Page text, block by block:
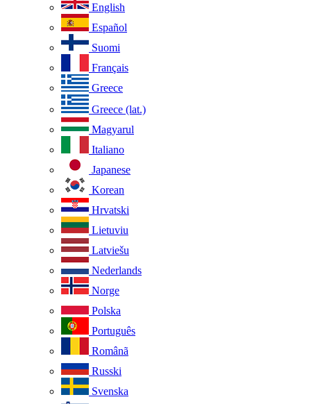
English
Español
Suomi
Français
Greece
Greece (lat.)
Magyarul
Italiano
Japanese
Korean
Hrvatski
Lietuviu
Latviešu
Nederlands
Norge
Polska
Português
Românã
Russki
Svenska